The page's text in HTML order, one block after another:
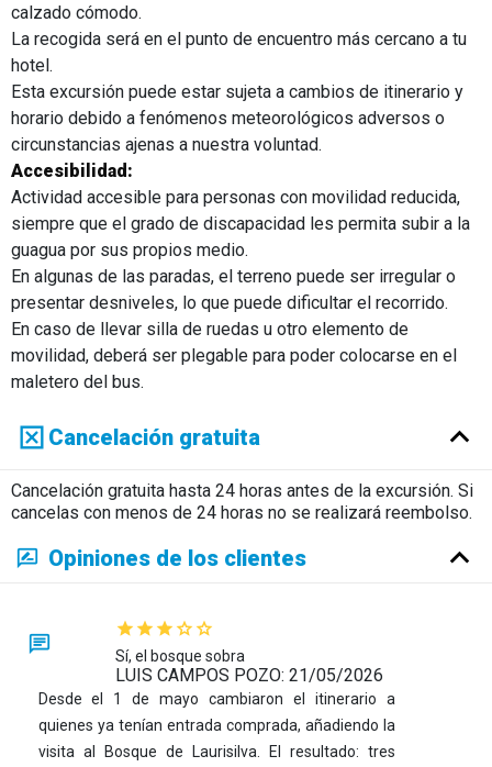
calzado cómodo.
La recogida será en el punto de encuentro más cercano a tu
hotel.
Esta excursión puede estar sujeta a cambios de itinerario y
horario debido a fenómenos meteorológicos adversos o
circunstancias ajenas a nuestra voluntad.
Accesibilidad:
Actividad accesible para personas con movilidad reducida,
siempre que el grado de discapacidad les permita subir a la
guagua por sus propios medio.
En algunas de las paradas, el terreno puede ser irregular o
presentar desniveles, lo que puede dificultar el recorrido.
En caso de llevar silla de ruedas u otro elemento de
movilidad, deberá ser plegable para poder colocarse en el
maletero del bus.
Cancelación gratuita
Cancelación gratuita hasta 24 horas antes de la excursión. Si
cancelas con menos de 24 horas no se realizará reembolso.
Opiniones de los clientes
Sí, el bosque sobra
LUIS CAMPOS POZO: 21/05/2026
Desde el 1 de mayo cambiaron el itinerario a
quienes ya tenían entrada comprada, añadiendo la
visita al Bosque de Laurisilva. El resultado: tres